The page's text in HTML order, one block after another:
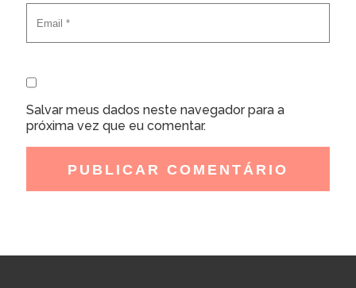
Salvar meus dados neste navegador para a
próxima vez que eu comentar.